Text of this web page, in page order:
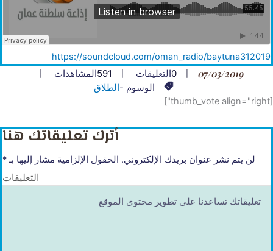
https://soundcloud.com/oman_ radio/baytuna312019
07/03/2019
0التعليقات 591المشاهدات
الوسوم -الطلاق
[thumb_vote align="right"]
أترك تعليقاتك هنا
لن يتم نشر عنوان بريدك الإلكتروني. الحقول الإلزامية مشار إليها بـ*
التعليقات